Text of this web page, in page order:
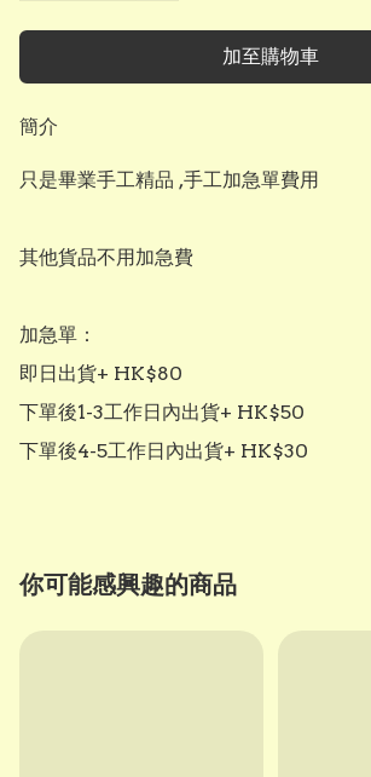
加至購物車
簡介
只是畢業手工精品 ,手工加急單費用
其他貨品不用加急費
加急單：
即日出貨+ HK$80
下單後1-3工作日內出貨+ HK$50
下單後4-5工作日內出貨+ HK$30
你可能感興趣的商品